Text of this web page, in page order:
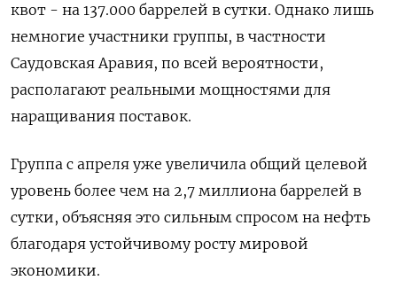
квот - на 137.000 баррелей в сутки. Однако лишь
немногие участники группы, в частности
Саудовская Аравия, по всей вероятности,
располагают реальными мощностями для
наращивания поставок.
Группа с апреля уже увеличила общий целевой
уровень более чем на 2,7 миллиона баррелей в
сутки, объясняя это сильным спросом на нефть
благодаря устойчивому росту мировой
экономики.